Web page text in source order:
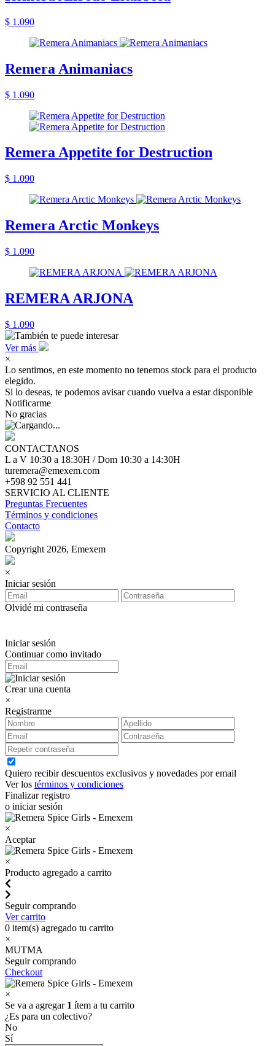
$ 1.090
Remera Animaniacs
$ 1.090
Remera Appetite for Destruction
$ 1.090
Remera Arctic Monkeys
$ 1.090
REMERA ARJONA
$ 1.090
Ver más
×
Lo sentimos, en este momento no tenemos stock para el producto
elegido.
Si lo deseas, te podemos avisar cuando vuelva a estar disponible
Notificarme
No gracias
CONTACTANOS
L a V 10:30 a 18:30H / Dom 10:30 a 14:30H
turemera@emexem.com
+598 92 551 441
SERVICIO AL CLIENTE
Preguntas Frecuentes
Términos y condiciones
Contacto
Copyright 2026, Emexem
×
Iniciar sesión
Olvidé mi contraseña
Iniciar sesión
Continuar como invitado
Crear una cuenta
×
Registrarme
Quiero recibir descuentos exclusivos y novedades por email
Ver los términos y condiciones
Finalizar registro
o iniciar sesión
×
Aceptar
×
Producto agregado a carrito
Seguir comprando
Ver carrito
0 item(s) agregado tu carrito
×
MUTMA
Seguir comprando
Checkout
×
Se va a agregar 1 ítem a tu carrito
¿Es para un colectivo?
No
Sí